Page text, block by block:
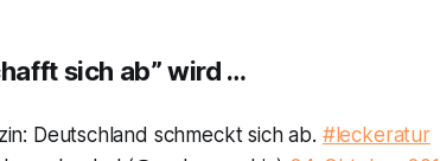
sich ab” wird …
Deutschland schmeckt sich ab. #leckeratur